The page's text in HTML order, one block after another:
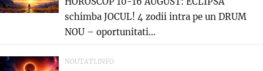
schimba JOCUL! 4 zodii intra pe un DRUM
NOU – oportunitati...
NOUTATI.INFO